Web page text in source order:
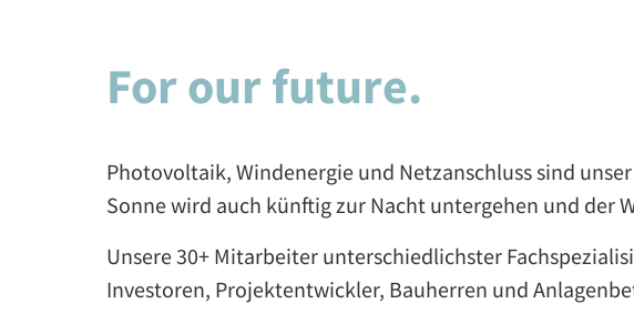
For our future.
Photovoltaik, Windenergie und Netzanschluss sind
Sonne wird auch künftig zur Nacht untergehen und der
Unsere 30+ Mitarbeiter unterschiedlichster
Investoren, Projektentwickler, Bauherren und